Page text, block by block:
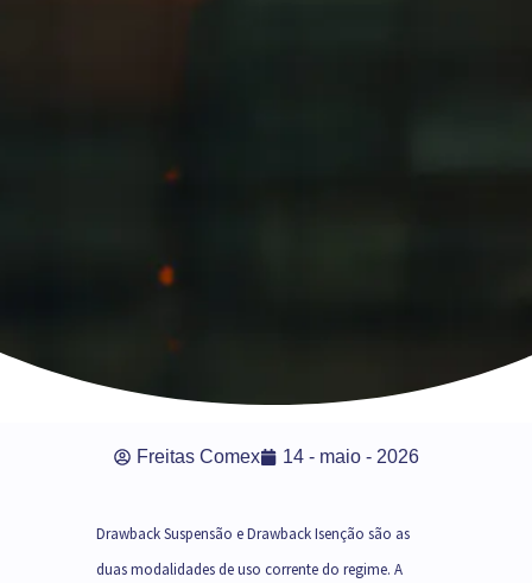
Freitas Comex 14 - maio - 2026
Drawback Suspensão e Drawback Isenção são as
duas modalidades de uso corrente do regime. A